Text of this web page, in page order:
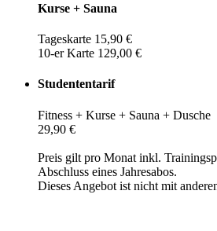
Kurse + Sauna
Tageskarte 15,90 €
10-er Karte 129,00 €
Studententarif
Fitness + Kurse + Sauna + Dusche
29,90 €
Preis gilt pro Monat inkl.
Abschluss eines Jahresabos.
Dieses Angebot ist nicht mit